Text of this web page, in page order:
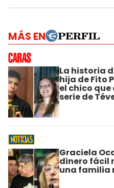
MÁS EN
La historia
hija de Fito
el chico
serie de
Graciela
dinero fácil
una familia